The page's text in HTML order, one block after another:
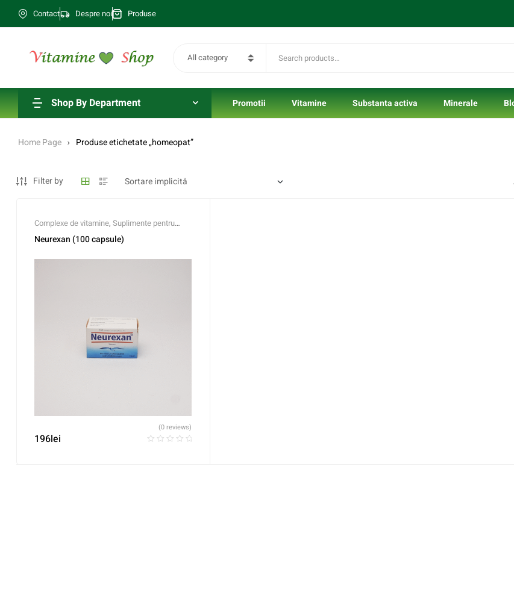
Contact Despre noi Produse
All category
Shop By Department Promotii Vitamine Substanta activa Minerale
Home Page Produse etichetate „homeopat”
Filter by
Complexe de vitamine, Suplimente pentru
Barbati
Neurexan (100 capsule)
196lei
(0 reviews)